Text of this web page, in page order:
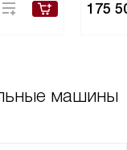
175
машины